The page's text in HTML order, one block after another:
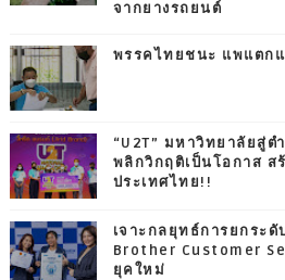
จากยางรถยนต์
พรรคไทยชนะ แพแตก
“U2T” มหาวิทยาลัยสู่ต
พลิกวิกฤติเป็นโอกาส ส
ประเทศไทย!!
เจาะกลยุทธ์การยกระดั
Brother Customer
ยุคใหม่